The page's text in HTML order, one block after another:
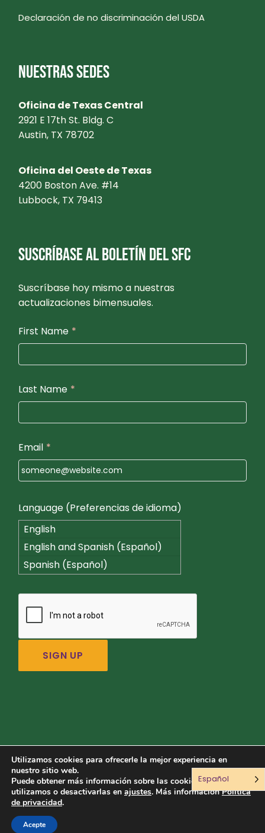
Declaración de no discriminación del USDA
NUESTRAS SEDES
Oficina de Texas Central
2921 E 17th St. Bldg. C
Austin, TX 78702
Oficina del Oeste de Texas
4200 Boston Ave. #14
Lubbock, TX 79413
SUSCRÍBASE AL BOLETÍN DEL SFC
Suscríbase hoy mismo a nuestras
actualizaciones bimensuales.
First Name *
Last Name *
Email *
Language (Preferencias de idioma)
English
English and Spanish (Español)
Spanish (Español)
Conéctate con nosotros:
© 2026 Sustainable Food Center. All rights reserved.
Utilizamos cookies para ofrecerle la mejor experiencia en
nuestro sitio web.
Puede obtener más información sobre las cookies que
utilizamos o desactivarlas en ajustes. Más informaciónPolítica
de privacidad.
Acepte
Español